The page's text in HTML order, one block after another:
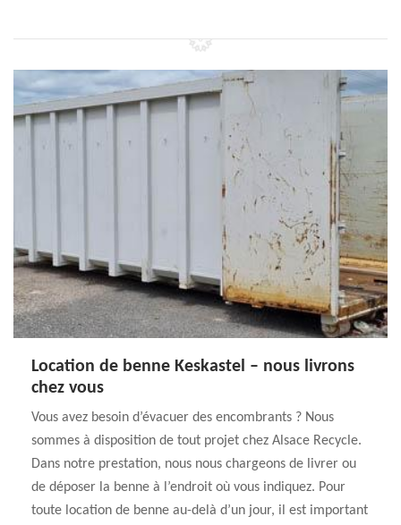
Location de benne Keskastel – nous livrons
chez vous
Vous avez besoin d’évacuer des encombrants ? Nous
sommes à disposition de tout projet chez Alsace Recycle.
Dans notre prestation, nous nous chargeons de livrer ou
de déposer la benne à l’endroit où vous indiquez. Pour
toute location de benne au-delà d’un jour, il est important